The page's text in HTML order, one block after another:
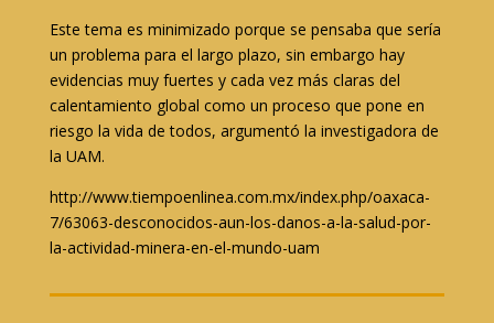
Este tema es minimizado porque se pensaba que sería
un problema para el largo plazo, sin embargo hay
evidencias muy fuertes y cada vez más claras del
calentamiento global como un proceso que pone en
riesgo la vida de todos, argumentó la investigadora de
la UAM.
http://www.tiempoenlinea.com.mx/index.php/oaxaca-
7/63063-desconocidos-aun-los-danos-a-la-salud-por-
la-actividad-minera-en-el-mundo-uam